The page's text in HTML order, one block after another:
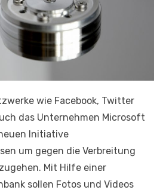
wie Facebook, Twitter
das Unternehmen Microsoft
Initiative
um gegen die Verbreitung
Mit Hilfe einer
sollen Fotos und Videos